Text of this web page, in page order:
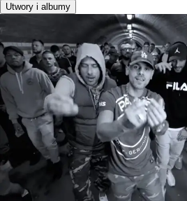
Utwory i albumy